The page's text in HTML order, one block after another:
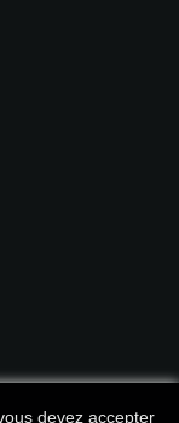
devez accepter